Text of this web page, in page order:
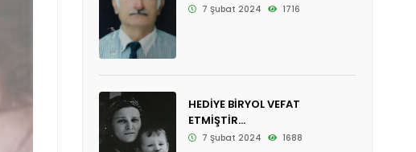
7 Şubat 2024 1716
HEDİYE BİRYOL VEFAT
ETMİŞTİR...
7 Şubat 2024 1688